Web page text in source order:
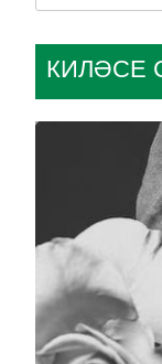
КИЛӘСЕ